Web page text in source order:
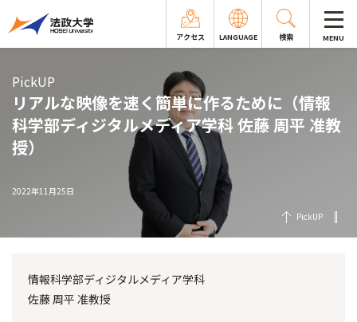
アクセス LANGUAGE 検索 MENU
PickUP
リアルな映像を速く簡単に作るために（情報
科学部ディジタルメディア学科 佐藤 周平 准教
授）
2022年11月25日
PickUP
情報科学部ディジタルメディア学科
佐藤 周平 准教授